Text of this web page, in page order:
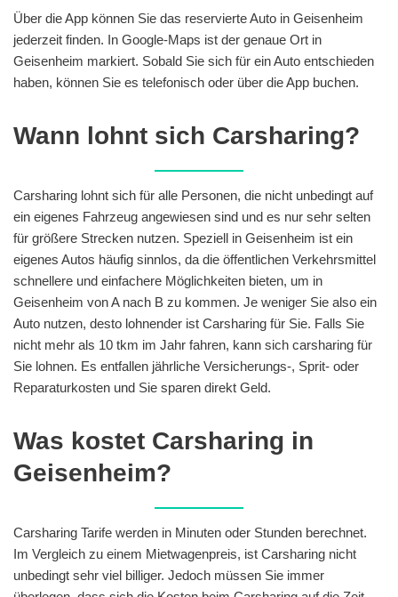
Über die App können Sie das reservierte Auto in Geisenheim
jederzeit finden. In Google-Maps ist der genaue Ort in
Geisenheim markiert. Sobald Sie sich für ein Auto entschieden
haben, können Sie es telefonisch oder über die App buchen.
Wann lohnt sich Carsharing?
Carsharing lohnt sich für alle Personen, die nicht unbedingt auf
ein eigenes Fahrzeug angewiesen sind und es nur sehr selten
für größere Strecken nutzen. Speziell in Geisenheim ist ein
eigenes Autos häufig sinnlos, da die öffentlichen Verkehrsmittel
schnellere und einfachere Möglichkeiten bieten, um in
Geisenheim von A nach B zu kommen. Je weniger Sie also ein
Auto nutzen, desto lohnender ist Carsharing für Sie. Falls Sie
nicht mehr als 10 tkm im Jahr fahren, kann sich carsharing für
Sie lohnen. Es entfallen jährliche Versicherungs-, Sprit- oder
Reparaturkosten und Sie sparen direkt Geld.
Was kostet Carsharing in
Geisenheim?
Carsharing Tarife werden in Minuten oder Stunden berechnet.
Im Vergleich zu einem Mietwagenpreis, ist Carsharing nicht
unbedingt sehr viel billiger. Jedoch müssen Sie immer